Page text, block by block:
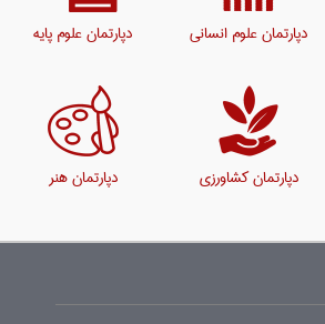
دپارتمان علوم انسانی دپارتمان علوم پایه
دپارتمان کشاورزی دپارتمان هنر